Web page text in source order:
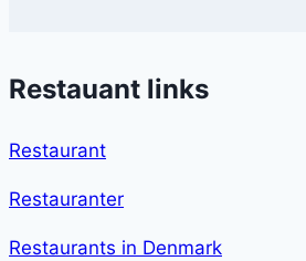
Restauant links
Restaurant
Restauranter
Restaurants in Denmark